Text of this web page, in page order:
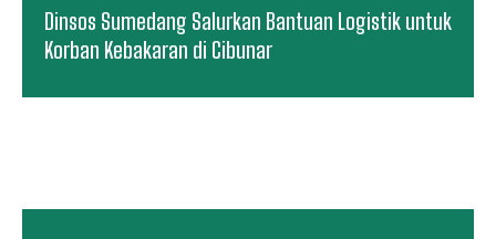
Dinsos Sumedang Salurkan Bantuan Logistik untuk
Korban Kebakaran di Cibunar